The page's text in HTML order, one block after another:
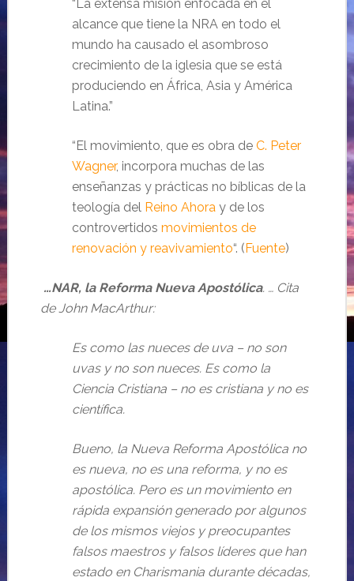
“La extensa misión enfocada en el
alcance que tiene la NRA en todo el
mundo ha causado el asombroso
crecimiento de la iglesia que se está
produciendo en África, Asia y América
Latina.”
“El movimiento, que es obra de C. Peter
Wagner, incorpora muchas de las
enseñanzas y prácticas no bíblicas de la
teología del Reino Ahoray de los
controvertidos movimientos de
renovación y reavivamiento“. ( Fuente)
…NAR, la Reforma Nueva Apostólica. … Cita
de John MacArthur:
Es como las nueces de uva – no son
uvas y no son nueces. Es como la
Ciencia Cristiana – no es cristiana y no es
científica.
Bueno, la Nueva Reforma Apostólica no
es nueva, no es una reforma, y no es
apostólica. Pero es un movimiento en
rápida expansión generado por algunos
de los mismos viejos y preocupantes
falsos maestros y falsos líderes que han
estado en Charismania durante décadas,